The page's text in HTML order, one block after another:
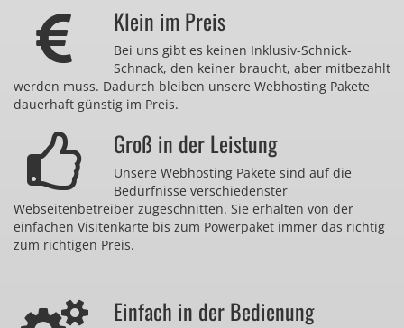
Klein im Preis
Bei uns gibt es keinen Inklusiv-Schnick-
Schnack, den keiner braucht, aber mitbezahlt
werden muss. Dadurch bleiben unsere Webhosting Pakete
dauerhaft günstig im Preis.
Groß in der Leistung
Unsere Webhosting Pakete sind auf die
Bedürfnisse verschiedenster
Webseitenbetreiber zugeschnitten. Sie erhalten von der
einfachen Visitenkarte bis zum Powerpaket immer das richtig
zum richtigen Preis.
Einfach in der Bedienung